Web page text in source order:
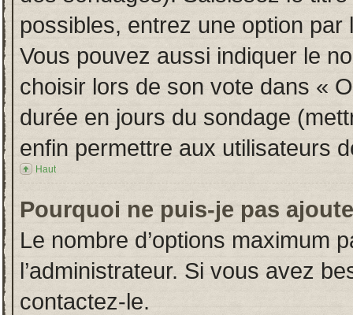
possibles, entrez une option
Vous pouvez aussi indiquer le
choisir lors de son vote dans «
durée en jours du sondage
enfin permettre aux utilisateurs
Haut
Pourquoi ne puis-je pas
Le nombre d’options maximum
l’administrateur. Si vous avez
contactez-le.